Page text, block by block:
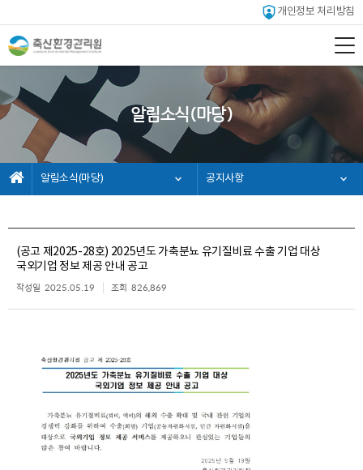
개인정보 처리방침
알림소식(마당)
알림소식(마당) 공지사항
(공고 제2025-28호) 2025년도 가축분뇨 유기질비료 수출 기업 대상
국외기업 정보 제공 안내 공고
작성일 2025.05.19 조회 826,869